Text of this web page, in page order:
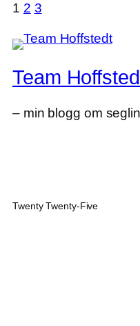
1 2 3
Team
– min blogg om
Twenty Twenty-Five